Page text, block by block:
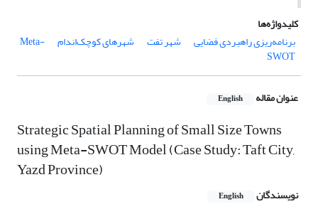
کلیدواژه‌ها
برنامه‌ریزی راهبردی فضایی
شهر تفت شهرهای کوچک‌اندام Meta-
SWOT
عنوان مقاله English
Strategic Spatial Planning of Small Size Towns
using Meta-SWOT Model (Case Study: Taft City,
Yazd Province)
نویسندگان English